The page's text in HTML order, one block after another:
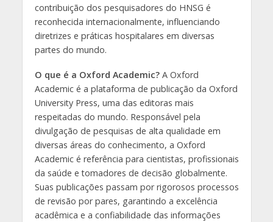
contribuição dos pesquisadores do HNSG é
reconhecida internacionalmente, influenciando
diretrizes e práticas hospitalares em diversas
partes do mundo.
O que é a Oxford Academic?A Oxford
Academic é a plataforma de publicação da Oxford
University Press, uma das editoras mais
respeitadas do mundo. Responsável pela
divulgação de pesquisas de alta qualidade em
diversas áreas do conhecimento, a Oxford
Academic é referência para cientistas, profissionais
da saúde e tomadores de decisão globalmente.
Suas publicações passam por rigorosos processos
de revisão por pares, garantindo a excelência
acadêmica e a confiabilidade das informações